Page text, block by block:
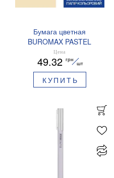
Бумага цветная
BUROMAX PASTEL
EUROMAX 20 арк А4 80 г/
мс BM.2721220E-08
Цена
49.32 грн
шт
КУПИТЬ